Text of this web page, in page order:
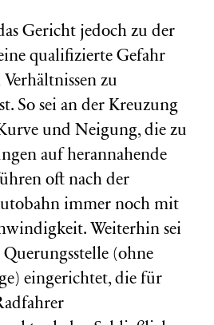
Gericht jedoch zu der
qualifizierte Gefahr
zu
So sei an der Kreuzung
und Neigung, die zu
auf herannahende
oft nach der
immer noch mit
Weiterhin sei
(ohne
eingerichtet, die für